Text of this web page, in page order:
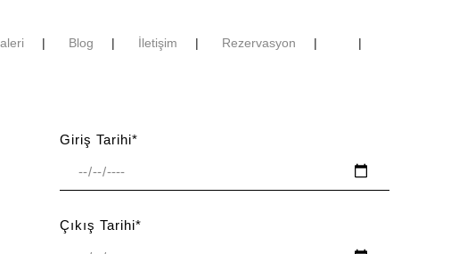
Blog İletişim Rezervasyon
Giriş Tarihi*
Çıkış Tarihi*